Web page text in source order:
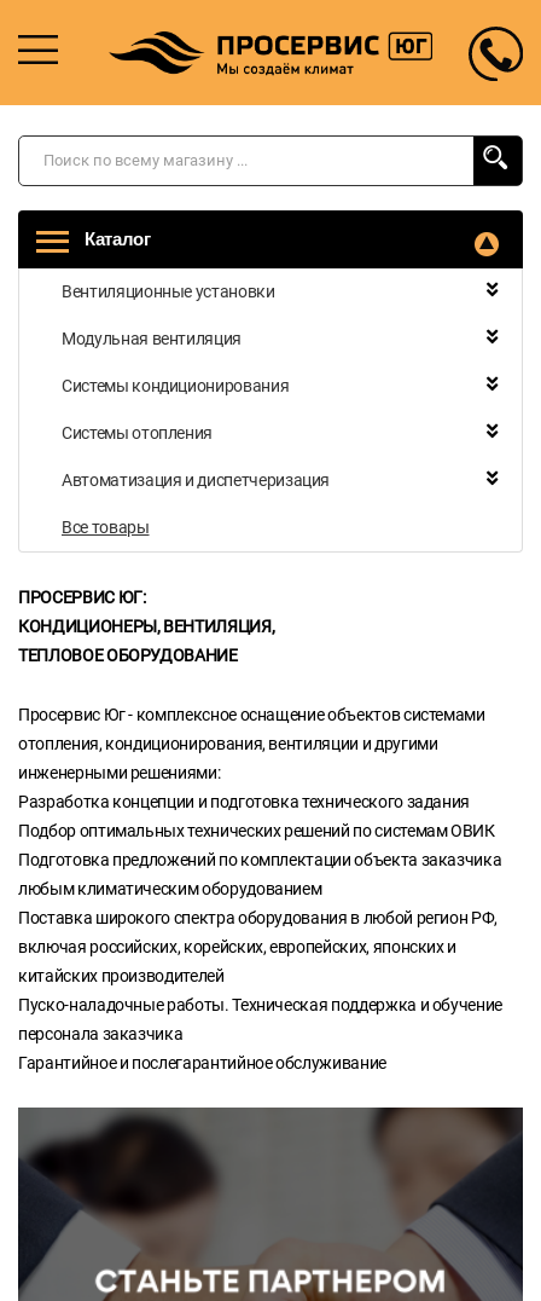
Каталог
Вентиляционные установки
Модульная вентиляция
Системы кондиционирования
Системы отопления
Автоматизация и диспетчеризация
Все товары
ПРОСЕРВИС ЮГ:
КОНДИЦИОНЕРЫ, ВЕНТИЛЯЦИЯ,
ТЕПЛОВОЕ ОБОРУДОВАНИЕ
Просервис Юг - комплексное оснащение объектов системами
отопления, кондиционирования, вентиляции и другими
инженерными решениями:
Разработка концепции и подготовка технического задания
Подбор оптимальных технических решений по системам ОВИК
Подготовка предложений по комплектации объекта заказчика
любым климатическим оборудованием
Поставка широкого спектра оборудования в любой регион РФ,
включая российских, корейских, европейских, японских и
китайских производителей
Пуско-наладочные работы. Техническая поддержка и обучение
персонала заказчика
Гарантийное и послегарантийное обслуживание